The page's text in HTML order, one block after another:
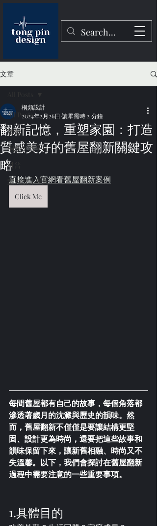
文章
All Posts
餐廳
桐頻生活手札
科普
室內設計專業
翻新記憶，重塑家園：打造
質感美好的舊屋翻新關鍵攻
略
桐頻設計
2024年2月26日 讀畢需時 2 分鐘
直接進入官網看舊屋翻新案例
Click Me
每間舊屋都有自己的故事，每個角落都
滲透著歲月的沈澱與歷史的韻味。然
而，舊屋翻新不僅僅是要讓結構更堅
固、設計更為時尚，還要把這些故事和
韻味保留下來，讓新舊相融、時尚又不
失溫馨。以下，我們會探討在舊屋翻新
過程中需要注意的一些重要事項。
​1.具體目的